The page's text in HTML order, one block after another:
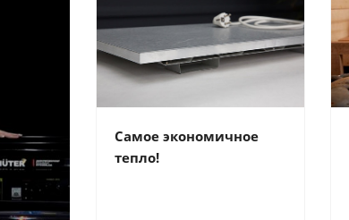
Самое экономичное
тепло!